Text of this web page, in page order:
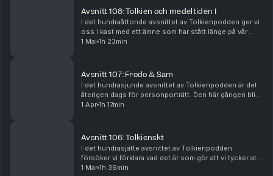
Avsnitt 108: Tolkien och medeltiden I
I det hundraåttonde avsnittet av Tolkienpodden ger vi
oss i kast med ett ämne som har stått länge på vår
lista: Tolkien och medeltiden. I detta första avsnitt av
1 Mai 1h 23min
Avsnitt 107: Frodo & Sam
I det hundrasjunde avsnittet av Tolkienpodden är det
återigen dags för personporträtt. Den här gången blir
det ett dubbelt sådant, när vi ger oss i kast med Frodo
1 Apr 1h 17min
Avsnitt 106: Tolkienskt
I det hundrasjätte avsnittet av Tolkienpodden
försöker vi förklara vad det är som gör att vi tycker att
något känns Tolkienskt. Vi diskuterar olika aspekter av
1 Mar 1h 36min